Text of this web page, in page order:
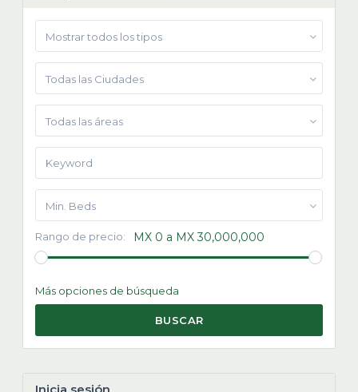
Mostrar todos los tipos
Todas las Ciudades
Todas las áreas
Min. Beds
Rango de precio: MX 0 a MX 30,000,000
Más opciones de búsqueda
BUSCAR